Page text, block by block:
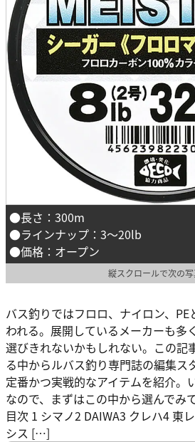
●長さ：300m
●ラインナップ：3～20lb
●価格：オープン
縦スクロールで次の
バス釣りではフロロ、ナイロン、
われる。展開しているメーカーも多
選びきれないかもしれない。この記
る中からルバス釣り専門誌の編集ス
定番かつ実戦的なアイテムを紹介。
なので、まずはこの中から選んでみ
目次 1 シマノ2 DAIWA3 クレハ4 東
シス […]